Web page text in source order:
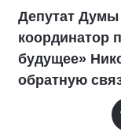
Депутат
координатор
будущее»
обратную